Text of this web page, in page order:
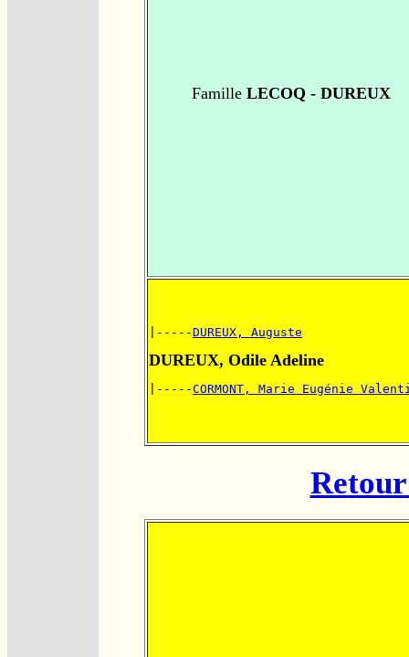
Famille LECOQ - DUREUX
|-----DUREUX, Auguste
DUREUX, Odile Adeline
|-----CORMONT, Marie Eugénie